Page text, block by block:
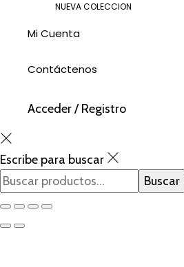
NUEVA COLECCION
Mi Cuenta
Contáctenos
Acceder / Registro
Escribe para buscar
Búsqueda
para:>
Buscar